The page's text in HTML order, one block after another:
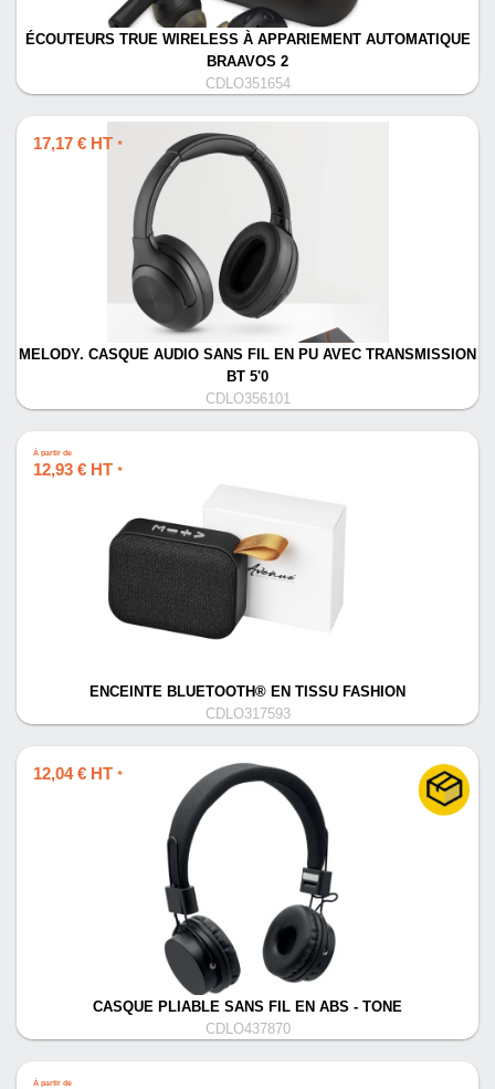
ÉCOUTEURS TRUE WIRELESS À APPARIEMENT AUTOMATIQUE
BRAAVOS 2
CDLO351654
17,17 € HT *
MELODY. CASQUE AUDIO SANS FIL EN PU AVEC TRANSMISSION
BT 5'0
CDLO356101
À partir de
12,93 € HT *
ENCEINTE BLUETOOTH® EN TISSU FASHION
CDLO317593
12,04 € HT *
CASQUE PLIABLE SANS FIL EN ABS - TONE
CDLO437870
À partir de